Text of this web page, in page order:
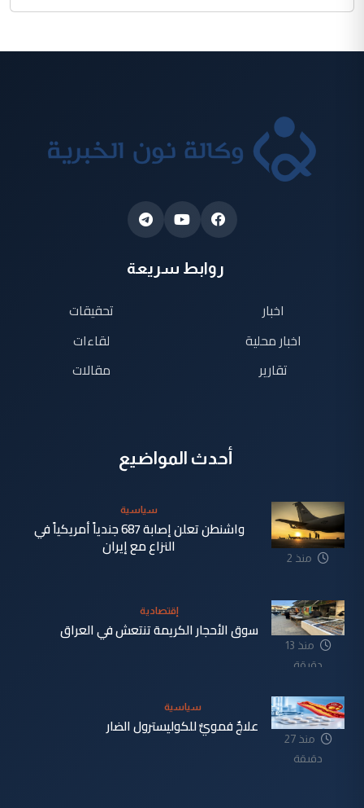
روابط سريعة
اخبار
اخبار محلية
تقارير
تحقيقات
لقاءات
مقالات
أحدث المواضيع
منذ 2
سياسية
واشنطن تعلن إصابة 687 جندياً أمريكياً في
النزاع مع إيران
منذ 13
دقيقة
إقتصادية
سوق الأحجار الكريمة تنتعش في العراق
منذ 27
دقيقة
سياسية
علاجٌ فمويٌّ للكوليسترول الضار